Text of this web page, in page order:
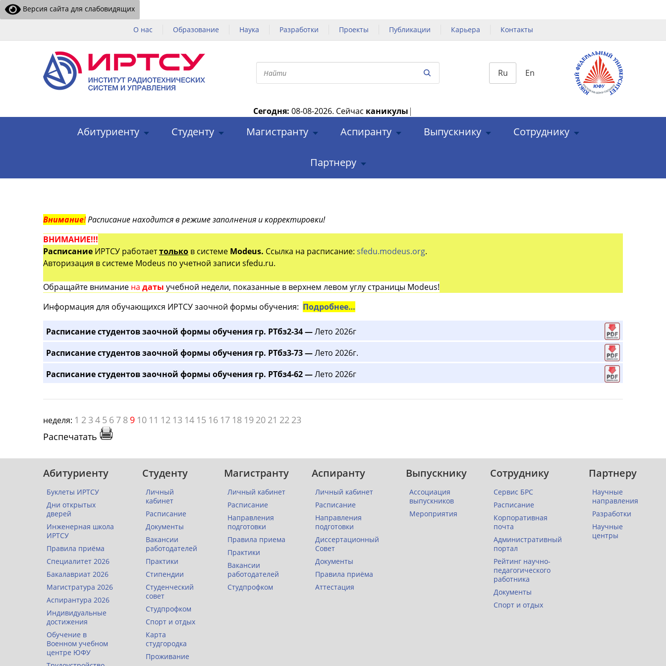
Версия сайта для слабовидящих
О нас Образование Наука Разработки Проекты Публикации Карьера Контакты
Ru En
Сегодня: 08-08-2026. Сейчас каникулы |
Абитуриенту Студенту Магистранту Аспиранту Выпускнику Сотруднику
Партнеру
Внимание!Расписание находится в режиме заполнения и корректировки!
ВНИМАНИЕ!!!
Расписание ИРТСУ работаеттолько в системе Modeus. Ссылка на расписание: sfedu.modeus.org.
Авторизация в системе Modeus по учетной записи sfedu.ru.
Обращайте внимание на даты учебной недели, показанные в верхнем левом углу страницы Modeus!
Информация для обучающихся ИРТСУ заочной формы обучения: Подробнее…
Расписание студентов заочной формы обучения гр. РТбз2-34 —Лето 2026г
Расписание студентов заочной формы обучения гр. РТбз3-73 —Лето 2026г.
Расписание студентов заочной формы обучения гр. РТбз4-62 —Лето 2026г
неделя: 1 2 3 4 5 6 7 8 9 10 11 12 13 14 15 16 17 18 19 20 21 22 23
Распечатать
Абитуриенту
Буклеты ИРТСУ
Дни открытых
дверей
Инженерная школа
ИРТСУ
Правила приёма
Специалитет 2026
Бакалавриат 2026
Магистратура 2026
Аспирантура 2026
Индивидуальные
достижения
Обучение в
Военном учебном
центре ЮФУ
Студенту
Личный
кабинет
Расписание
Документы
Вакансии
работодателей
Практики
Стипендии
Студенческий
совет
Студпрофком
Спорт и отдых
Карта
студгородка
Проживание
Магистранту
Личный кабинет
Расписание
Направления
подготовки
Правила приема
Практики
Вакансии
работодателей
Студпрофком
Аспиранту
Личный кабинет
Расписание
Направления
подготовки
Диссертационный
Совет
Документы
Правила приёма
Аттестация
Выпускнику
Ассоциация
выпускников
Мероприятия
Сотруднику
Сервис БРС
Расписание
Корпоративная
почта
Административный
портал
Рейтинг научно-
педагогического
работника
Документы
Спорт и отдых
Партнеру
Научные
направления
Разработки
Научные
центры